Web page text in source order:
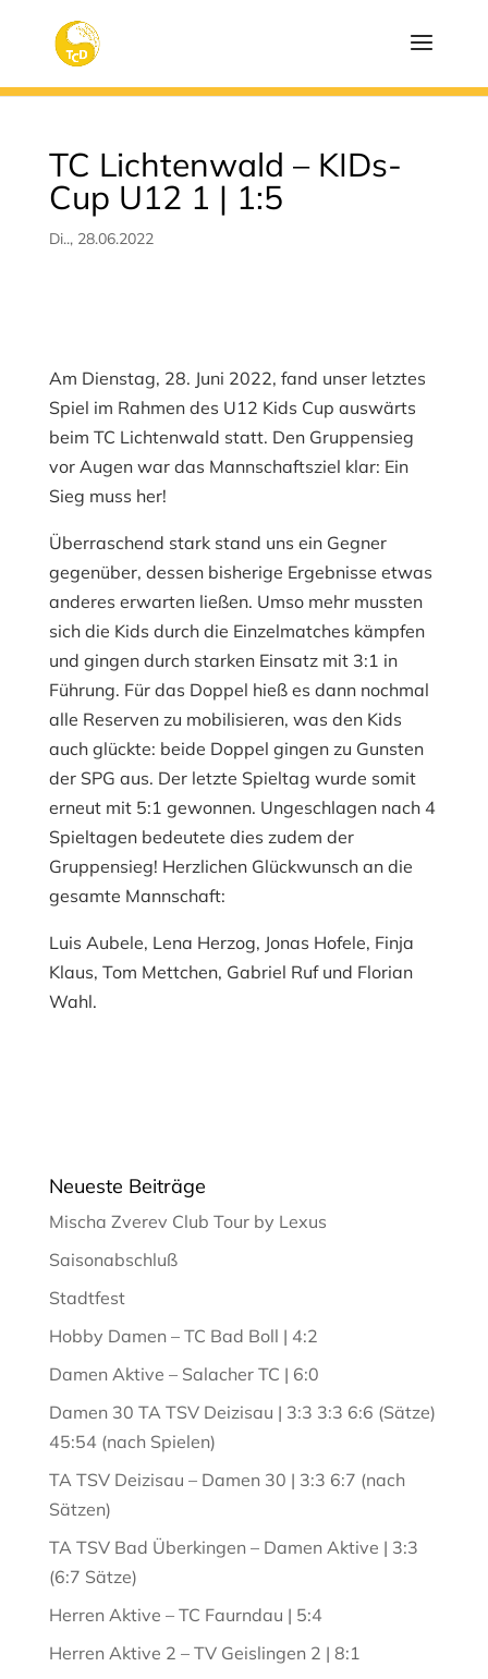
TC Lichtenwald – KIDs-
Cup U12 1 | 1:5
Di.., 28.06.2022
Am Dienstag, 28. Juni 2022, fand unser letztes
Spiel im Rahmen des U12 Kids Cup auswärts
beim TC Lichtenwald statt. Den Gruppensieg
vor Augen war das Mannschaftsziel klar: Ein
Sieg muss her!
Überraschend stark stand uns ein Gegner
gegenüber, dessen bisherige Ergebnisse etwas
anderes erwarten ließen. Umso mehr mussten
sich die Kids durch die Einzelmatches kämpfen
und gingen durch starken Einsatz mit 3:1 in
Führung. Für das Doppel hieß es dann nochmal
alle Reserven zu mobilisieren, was den Kids
auch glückte: beide Doppel gingen zu Gunsten
der SPG aus. Der letzte Spieltag wurde somit
erneut mit 5:1 gewonnen. Ungeschlagen nach 4
Spieltagen bedeutete dies zudem der
Gruppensieg! Herzlichen Glückwunsch an die
gesamte Mannschaft:
Luis Aubele, Lena Herzog, Jonas Hofele, Finja
Klaus, Tom Mettchen, Gabriel Ruf und Florian
Wahl.
Neueste Beiträge
Mischa Zverev Club Tour by Lexus
Saisonabschluß
Stadtfest
Hobby Damen – TC Bad Boll | 4:2
Damen Aktive – Salacher TC | 6:0
Damen 30 TA TSV Deizisau | 3:3 3:3 6:6 (Sätze)
45:54 (nach Spielen)
TA TSV Deizisau – Damen 30 | 3:3 6:7 (nach
Sätzen)
TA TSV Bad Überkingen – Damen Aktive | 3:3
(6:7 Sätze)
Herren Aktive – TC Faurndau | 5:4
Herren Aktive 2 – TV Geislingen 2 | 8:1